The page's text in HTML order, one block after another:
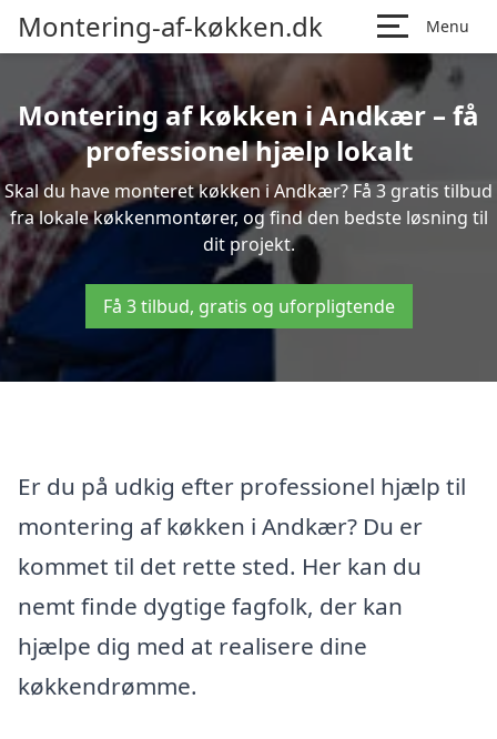
Montering-af-køkken.dk Menu
Montering af køkken i Andkær – få
professionel hjælp lokalt
Skal du have monteret køkken i Andkær? Få 3 gratis tilbud
fra lokale køkkenmontører, og find den bedste løsning til
dit projekt.
Få 3 tilbud, gratis og uforpligtende
Er du på udkig efter professionel hjælp til
montering af køkken i Andkær? Du er
kommet til det rette sted. Her kan du
nemt finde dygtige fagfolk, der kan
hjælpe dig med at realisere dine
køkkendrømme.